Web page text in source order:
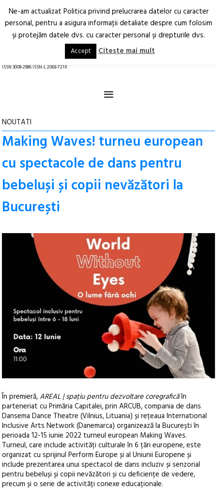
Arhitectură.
Oraș.
RO EN
ISSN 3008-2986 ISSN-L 2069-721X
≡
NOUTATI
Making Waves! turneu european
cu spectacole de dans pentru
bebeluși și copii nevăzători la
București
În premieră,AREAL | spațiu pentru dezvoltare coregraficăîn
parteneriat cu Primăria Capitalei, prin ARCUB, compania de dans
Dansema Dance Theatre (Vilnius, Lituania) și rețeaua International
Inclusive Arts Network (Danemarca) organizează la București în
perioada 12-15 iunie 2022 turneul european Making Waves.
Turneul, care include activități culturale în 6 țări europene, este
organizat cu sprijinul Perform Europe și al Uniunii Europene și
include prezentarea unui spectacol de dans incluziv și senzorial
pentru bebeluși și copii nevăzători și cu deficiențe de vedere,
precum și o serie de activități conexe educaționale.
Ne-am actualizat Politica privind prelucrarea datelor cu caracter
personal, pentru a asigura informaţii detaliate despre cum folosim
şi protejăm datele dvs. cu caracter personal şi drepturile dvs.
Accept Citeste mai mult